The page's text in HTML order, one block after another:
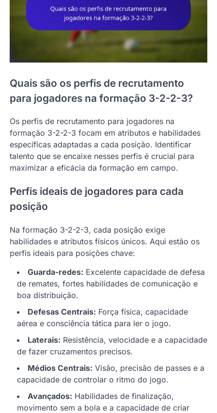
Quais são os perfis de recrutamento
para jogadores na formação 3-2-2-3?
Os perfis de recrutamento para jogadores na
formação 3-2-2-3 focam em atributos e habilidades
específicas adaptadas a cada posição. Identificar
talento que se encaixe nesses perfis é crucial para
maximizar a eficácia da formação em campo.
Perfis ideais de jogadores para cada
posição
Na formação 3-2-2-3, cada posição exige
habilidades e atributos físicos únicos. Aqui estão os
perfis ideais para posições chave:
Guarda-redes: Excelente capacidade de defesa
de remates, fortes habilidades de comunicação e
boa distribuição.
Defesas Centrais: Força física, capacidade
aérea e consciência tática para ler o jogo.
Laterais: Resistência, velocidade e a capacidade
de fazer cruzamentos precisos.
Médios Centrais: Visão, precisão de passes e a
capacidade de controlar o ritmo do jogo.
Avançados: Habilidades de finalização,
movimento sem a bola e a capacidade de criar